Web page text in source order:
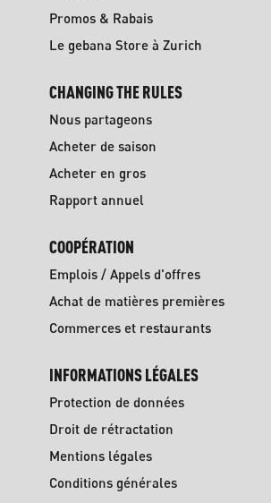
Promos & Rabais
Le gebana Store à Zurich
CHANGING THE RULES
Nous partageons
Acheter de saison
Acheter en gros
Rapport annuel
COOPÉRATION
Emplois / Appels d'offres
Achat de matières premières
Commerces et restaurants
INFORMATIONS LÉGALES
Protection de données
Droit de rétractation
Mentions légales
Conditions générales